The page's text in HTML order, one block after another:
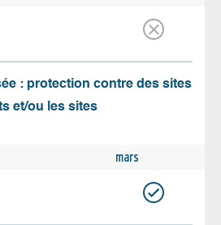
: protection contre des sites
et/ou les sites
mars